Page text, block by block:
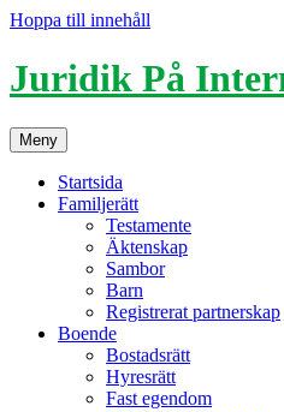
Hoppa till innehåll
Juridik På
Meny
Startsida
Familjerätt
Testamente
Äktenskap
Sambor
Barn
Registrerat partnerskap
Boende
Bostadsrätt
Hyresrätt
Fast egendom